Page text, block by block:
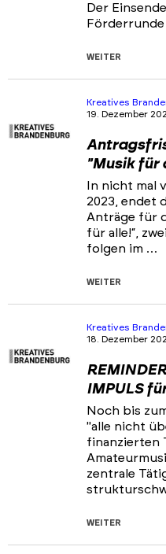
Der
WEITER
Kreatives
19. Dezember
"Musik für
In nicht mal
2023, endet
Anträge für
für alle!“,
folgen im …
WEITER
Kreatives
18. Dezember
IMPULS
Noch bis
"alle nicht
finanzierten
zentrale
WEITER